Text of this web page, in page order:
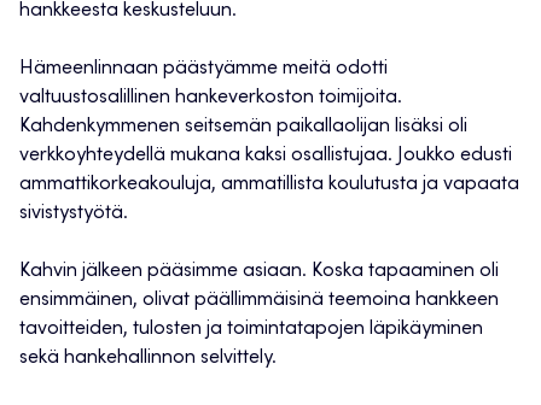
hankkeesta keskusteluun.
Hämeenlinnaan päästyämme meitä odotti
valtuustosalillinen hankeverkoston toimijoita.
Kahdenkymmenen seitsemän paikallaolijan lisäksi oli
verkkoyhteydellä mukana kaksi osallistujaa. Joukko edusti
ammattikorkeakouluja, ammatillista koulutusta ja vapaata
sivistystyötä.
Kahvin jälkeen pääsimme asiaan. Koska tapaaminen oli
ensimmäinen, olivat päällimmäisinä teemoina hankkeen
tavoitteiden, tulosten ja toimintatapojen läpikäyminen
sekä hankehallinnon selvittely.